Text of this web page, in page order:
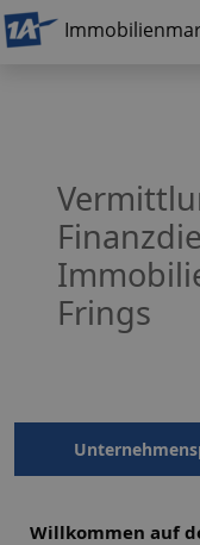
Frings
Willkommen auf